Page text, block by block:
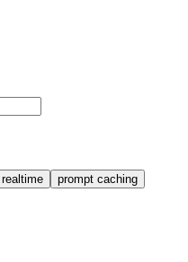
realtime prompt caching